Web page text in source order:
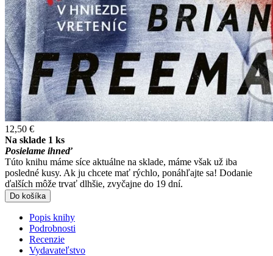
12,50 €
Na sklade 1 ks
Posielame ihneď
Túto knihu máme síce aktuálne na sklade, máme však už iba
posledné kusy. Ak ju chcete mať rýchlo, ponáhľajte sa! Dodanie
ďalších môže trvať dlhšie, zvyčajne do 19 dní.
Do košíka
Popis knihy
Podrobnosti
Recenzie
Vydavateľstvo